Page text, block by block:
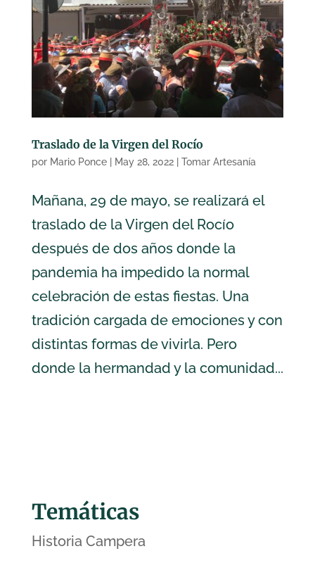
Traslado de la Virgen del Rocío
por Mario Ponce| May 28, 2022| Tomar Artesanía
Mañana, 29 de mayo, se realizará el
traslado de la Virgen del Rocío
después de dos años donde la
pandemia ha impedido la normal
celebración de estas fiestas. Una
tradición cargada de emociones y con
distintas formas de vivirla. Pero
donde la hermandad y la comunidad...
Temáticas
Historia Campera